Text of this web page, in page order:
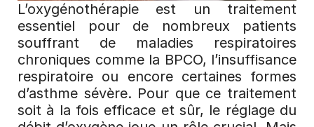
L’oxygénothérapie est un traitement
essentiel pour de nombreux patients
souffrant de maladies respiratoires
chroniques comme la BPCO, l’insuffisance
respiratoire ou encore certaines formes
d’asthme sévère. Pour que ce traitement
soit à la fois efficace et sûr, le réglage du